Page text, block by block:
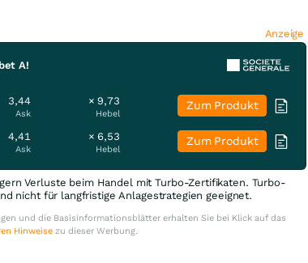
Anzeige
A!
3,44
Ask
× 9,73
Hebel
Zum Produkt
4,41
Ask
× 6,53
Hebel
Zum Produkt
Verluste beim Handel mit Turbo-Zertifikaten. Turbo-
nicht für langfristige Anlagestrategien geeignet.
und die Basisinformationsblätter erhalten Sie bei Klick auf das
Hinweisezu dieser Werbung.